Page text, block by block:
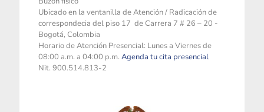
Ubicado en la ventanilla de Atención / Radicación de
correspondecia del piso 17 de Carrera 7 # 26 – 20 -
Bogotá, Colombia
Horario de Atención Presencial: Lunes a Viernes de
08:00 a.m. a 04:00 p.m. Agenda tu cita presencial
Nit. 900.514.813-2